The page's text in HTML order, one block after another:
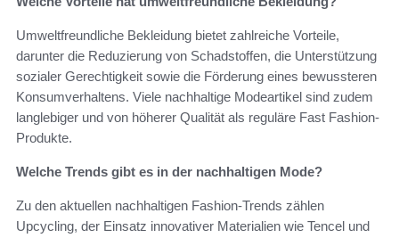
Umweltfreundliche Bekleidung bietet zahlreiche Vorteile,
darunter die Reduzierung von Schadstoffen, die Unterstützung
sozialer Gerechtigkeit sowie die Förderung eines bewussteren
Konsumverhaltens. Viele nachhaltige Modeartikel sind zudem
langlebiger und von höherer Qualität als reguläre Fast Fashion-
Produkte.
Welche Trends gibt es in der nachhaltigen Mode?
Zu den aktuellen nachhaltigen Fashion-Trends zählen
Upcycling, der Einsatz innovativer Materialien wie Tencel und